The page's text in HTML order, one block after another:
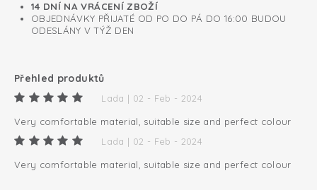
14 DNÍ NA VRÁCENÍ ZBOŽÍ
OBJEDNÁVKY PŘIJATÉ OD PO DO PÁ DO 16:00 BUDOU
ODESLÁNY V TÝŽ DEN
Přehled produktů
Lada | 02 - Feb - 2024
Very comfortable material, suitable size and perfect colour
Lada | 02 - Feb - 2024
Very comfortable material, suitable size and perfect colour